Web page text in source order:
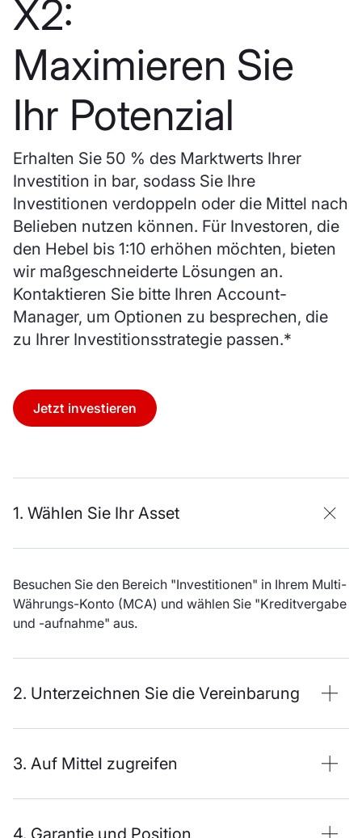
X2:
Maximieren Sie
Ihr Potenzial
Erhalten Sie 50 % des Marktwerts Ihrer
Investition in bar, sodass Sie Ihre
Investitionen verdoppeln oder die Mittel nach
Belieben nutzen können. Für Investoren, die
den Hebel bis 1:10 erhöhen möchten, bieten
wir maßgeschneiderte Lösungen an.
Kontaktieren Sie bitte Ihren Account-
Manager, um Optionen zu besprechen, die
zu Ihrer Investitionsstrategie passen.*
Jetzt investieren
1. Wählen Sie Ihr Asset
Besuchen Sie den Bereich "Investitionen" in Ihrem Multi-
Währungs-Konto (MCA) und wählen Sie "Kreditvergabe
und -aufnahme" aus.
2. Unterzeichnen Sie die Vereinbarung
3. Auf Mittel zugreifen
4. Garantie und Position